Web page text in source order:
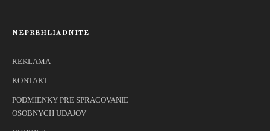
NEPREHLIADNITE
REKLAMA
KONTAKT
PODMIENKY PRE SPRACOVANIE
OSOBNYCH UDAJOV